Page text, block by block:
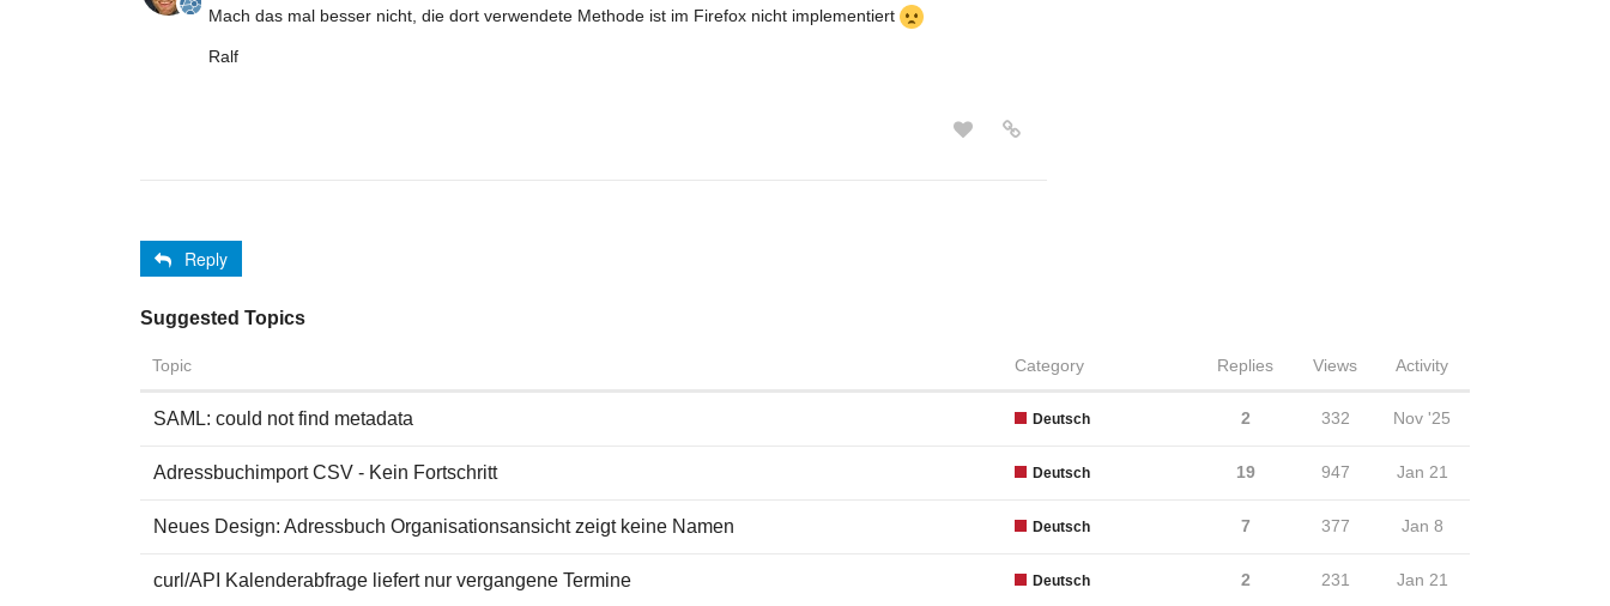
Mach das mal besser nicht, die dort verwendete Methode ist im Firefox nicht implementiert
Ralf
Reply
Suggested Topics
Topic Category Replies Views Activity
SAML: could not find metadata Deutsch 2 332 Nov '25
Adressbuchimport CSV - Kein Fortschritt Deutsch 19 947 Jan 21
Neues Design: Adressbuch Organisationsansicht zeigt keine Namen Deutsch 7 377 Jan 8
curl/API Kalenderabfrage liefert nur vergangene Termine Deutsch 2 231 Jan 21